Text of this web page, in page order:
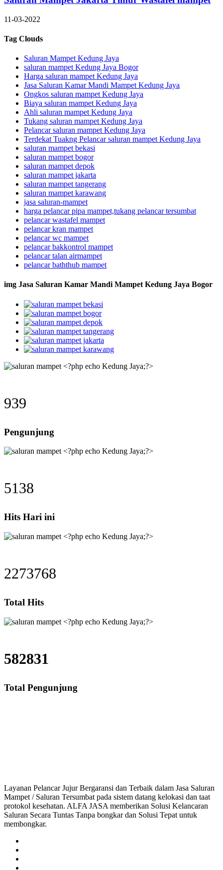
11-03-2022
Tag Clouds
Saluran Mampet Kedung Jaya
saluran mampet Kedung Jaya Bogor
Harga saluran mampet Kedung Jaya
Jasa Saluran Kamar Mandi Mampet Kedung Jaya
Ongkos saluran mampet Kedung Jaya
Biaya saluran mampet Kedung Jaya
Ahli saluran mampet Kedung Jaya
Tukang saluran mampet Kedung Jaya
Pelancar saluran mampet Kedung Jaya
Terdekat Tuakng Pelancar saluran mampet Kedung Jaya
saluran mampet bekasi
saluran mampet bogor
saluran mampet depok
saluran mampet jakarta
saluran mampet tangerang
saluran mampet karawang
jasa saluran-mampet
harga pelancar pipa mampet,tukang pelancar tersumbat
pelancar wastafel mampet
pelancar kran mampet
pelancar wc mampet
pelancar bakkontrol mampet
pelancar talan airmampet
pelancar baththub mampet
img Jasa Saluran Kamar Mandi Mampet Kedung Jaya Bogor
939
Pengunjung
5138
Hits Hari ini
2273768
Total Hits
582831
Total Pengunjung
Layanan Pelancar Jujur Bergaransi dan Terbaik dalam Jasa Saluran
Mampet / Saluran Tersumbat pada sistem datang kelokasi dan taat
protokol kesehatan. ALFA JASA memberikan Solusi Kelancaran
Saluran Secara Tuntas Tanpa bongkar dan Solusi Tepat untuk
membongkar.